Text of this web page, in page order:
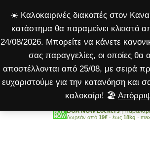
☀️ Καλοκαιρινές διακοπές στον
κατάστημα θα παραμείνει κλειστό
24/08/2026. Μπορείτε να κάνετε
σας παραγγελίες, οι οποίες θα
αποστέλλονται από 25/08, με σειρά
ευχαριστούμε για την κατανόηση και
καλοκαίρι! 🏖️
στο
περιεχόμενο
BOX NOW Lockers|
Δωρεάν από 19€ · έως 18kg · max
&
Καρότο
&
Καστανό
Ρύζι
Pouch
(2